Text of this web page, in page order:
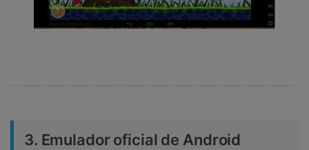
3. Emulador oficial de Android